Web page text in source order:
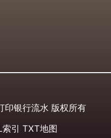
印银行流水 版权所有
引 TXT地图